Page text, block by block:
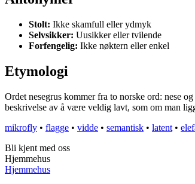
Stolt: Ikke skamfull eller ydmyk
Selvsikker: Uusikker eller tvilende
Forfengelig: Ikke nøktern eller enkel
Etymologi
Ordet nesegrus kommer fra to norske ord: nese
beskrivelse av å være veldig lavt, som om man
mikrofly • flagge • vidde • semantisk • latent •
Bli kjent med oss
Hjemmehus
Hjemmehus